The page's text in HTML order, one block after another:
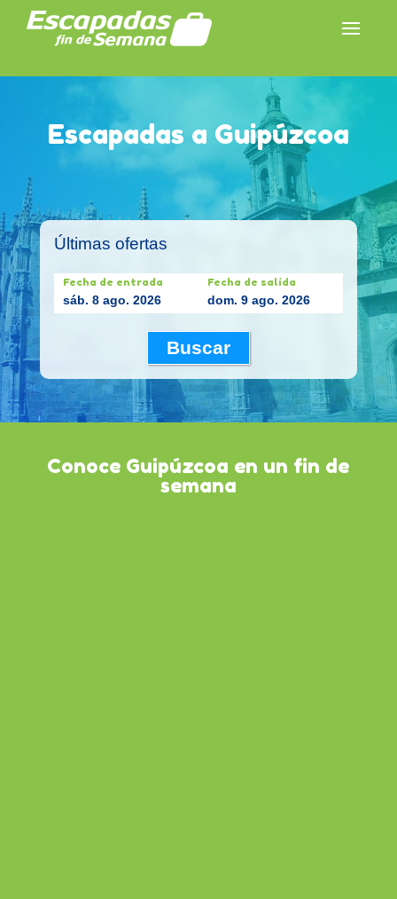
Escapadas a Guipúzcoa
Últimas ofertas
Fecha de entrada
sáb. 8 ago. 2026
Fecha de salida
dom. 9 ago. 2026
Conoce Guipúzcoa en un fin de
semana